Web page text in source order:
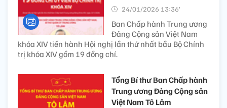
24/01/2026 13:36’
Ban Chấp hành Trung ương
Đảng Cộng sản Việt Nam
khóa XIV tiến hành Hội nghị lần thứ nhất bầu Bộ Chính
trị khóa XIV gồm 19 đồng chí.
Tổng Bí thư Ban Chấp hành
Trung ương Đảng Cộng sản
Việt Nam Tô Lâm